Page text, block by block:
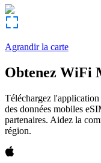
Agrandir la carte
Obtenez WiFi
Téléchargez
des données mobiles
partenaires. Aidez la
région.